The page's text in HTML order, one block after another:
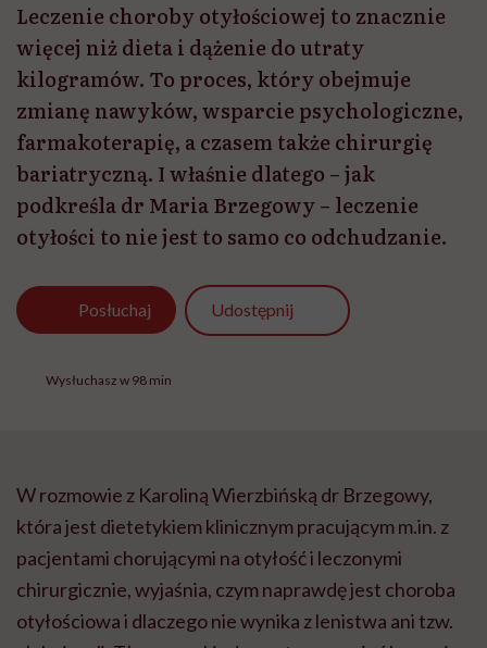
Leczenie choroby otyłościowej to znacznie
więcej niż dieta i dążenie do utraty
kilogramów. To proces, który obejmuje
zmianę nawyków, wsparcie psychologiczne,
farmakoterapię, a czasem także chirurgię
bariatryczną. I właśnie dlatego – jak
podkreśla dr Maria Brzegowy – leczenie
otyłości to nie jest to samo co odchudzanie.
Posłuchaj Udostępnij
Wysłuchasz w 98 min
W rozmowie z Karoliną Wierzbińską dr Brzegowy,
która jest dietetykiem klinicznym pracującym m.in. z
pacjentami chorującymi na otyłość i leczonymi
chirurgicznie, wyjaśnia, czym naprawdę jest choroba
otyłościowa i dlaczego nie wynika z lenistwa ani tzw.